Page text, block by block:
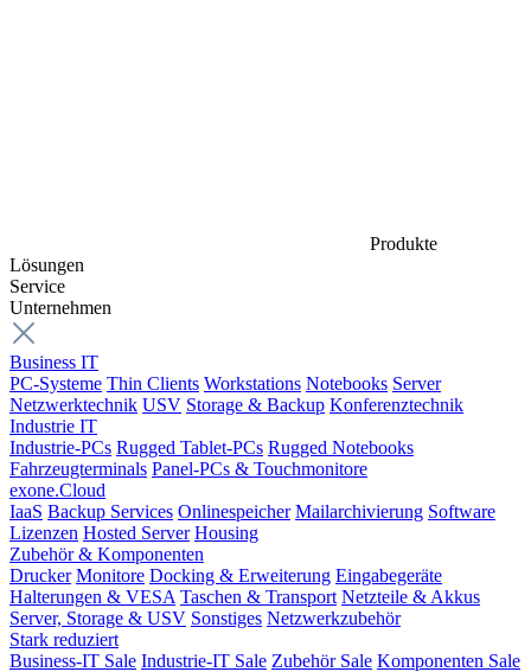
Produkte
Lösungen
Service
Unternehmen
Business IT
PC-Systeme Thin Clients Workstations Notebooks Server
Netzwerktechnik USV Storage & Backup Konferenztechnik
Industrie IT
Industrie-PCs Rugged Tablet-PCs Rugged Notebooks
Fahrzeugterminals Panel-PCs & Touchmonitore
exone.Cloud
IaaS Backup Services Onlinespeicher Mailarchivierung Software
Lizenzen Hosted Server Housing
Zubehör & Komponenten
Drucker Monitore Docking & Erweiterung Eingabegeräte
Halterungen & VESA Taschen & Transport Netzteile & Akkus
Server, Storage & USV Sonstiges Netzwerkzubehör
Stark reduziert
Business-IT Sale Industrie-IT Sale Zubehör Sale Komponenten Sale